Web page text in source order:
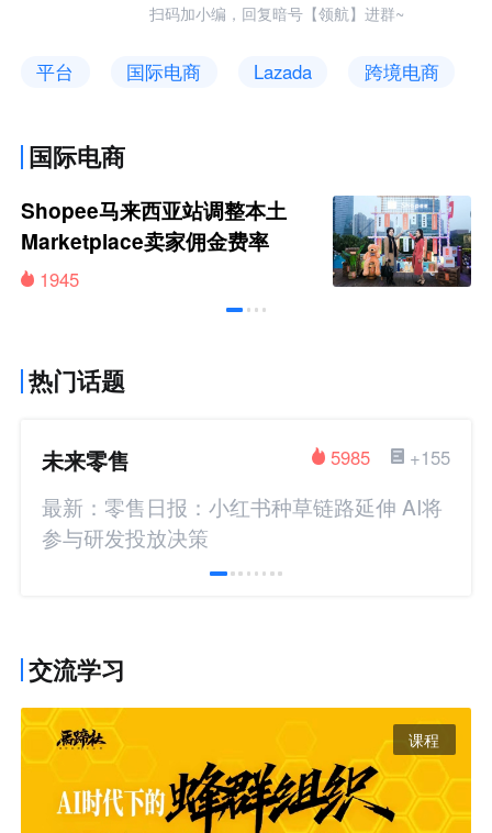
扫码加小编，回复暗号【领航】进群~
平台 国际电商 Lazada 跨境电商
国际电商
Shopee马来西亚站调整本土
Marketplace卖家佣金费率
1945
热门话题
未来零售 +155
5985
最新：零售日报：小红书种草链路延伸 AI将
参与研发投放决策
交流学习
课程